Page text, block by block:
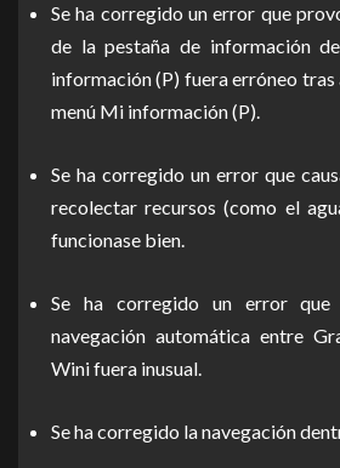
Se ha corregido un error que
de la pestaña de información
información (P) fuera erróneo
menú Mi información (P).
Se ha corregido un error que
recolectar recursos (como el
funcionase bien.
Se ha corregido un error que
navegación automática entre
Wini fuera inusual.
Se ha corregido la navegación